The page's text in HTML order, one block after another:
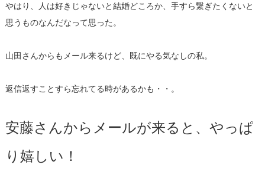
やはり、人は好きじゃないと結婚どころか、 手すら繋ぎたくないと
思うものなんだなって思った。
山田さんからもメール来るけど、既にやる気なしの私。
返信返すことすら忘れてる時があるかも・・。
安藤さんからメールが来ると、やっぱ
り嬉しい！